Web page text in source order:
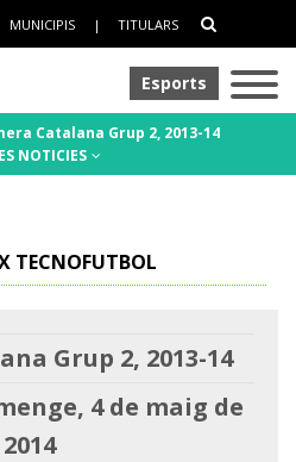
MUNICIPIS | TITULARS
Esports
Catalana Grup 2, 2013-14
NOTICIES
TECNOFUTBOL
Grup 2, 2013-14
4 de maig de
2014